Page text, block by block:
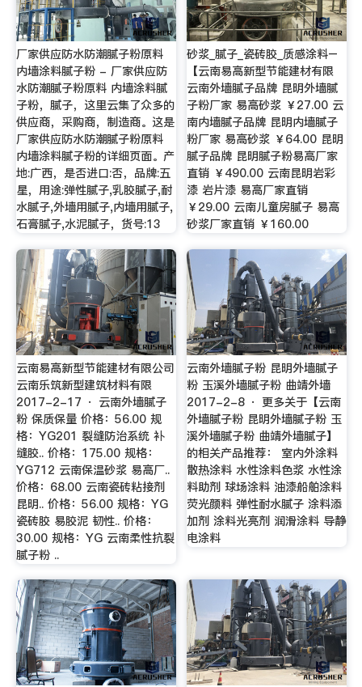
厂家供应防水防潮腻子粉原料
内墙涂料腻子粉 - 厂家供应防
水防潮腻子粉原料 内墙涂料腻
子粉，腻子，这里云集了众多的
供应商，采购商，制造商。这是
厂家供应防水防潮腻子粉原料
内墙涂料腻子粉的详细页面。产
地:广西，是否进口:否，品牌:五
星，用途:弹性腻子,乳胶腻子,耐
水腻子,外墙用腻子,内墙用腻子,
石膏腻子,水泥腻子，货号:13
砂浆_腻子_瓷砖胶_质感涂料–
【云南易高新型节能建材有限
云南外墙腻子品牌 昆明外墙腻
子粉厂家 易高砂浆 ￥27.00 云
南内墙腻子品牌 昆明内墙腻子
粉厂家 易高砂浆 ￥64.00 昆明
腻子品牌 昆明腻子粉易高厂家
直销 ￥490.00 云南昆明岩彩
漆 岩片漆 易高厂家直销
￥29.00 云南儿童房腻子 易高
砂浆厂家直销 ￥160.00
云南易高新型节能建材有限公司
云南乐筑新型建筑材料有限
2017-2-17 · 云南外墙腻子
粉 保质保量 价格：56.00 规
格：YG201 裂缝防治系统 补
缝胶.. 价格：175.00 规格：
YG712 云南保温砂浆 易高厂..
价格：68.00 云南瓷砖粘接剂
昆明.. 价格：56.00 规格：YG
瓷砖胶 易胶泥 韧性.. 价格：
30.00 规格：YG 云南柔性抗裂
腻子粉 ..
云南外墙腻子粉 昆明外墙腻子
粉 玉溪外墙腻子粉 曲靖外墙
2017-2-8 · 更多关于【云南
外墙腻子粉 昆明外墙腻子粉 玉
溪外墙腻子粉 曲靖外墙腻子】
的相关产品推荐： 室内外涂料
散热涂料 水性涂料色浆 水性涂
料助剂 球场涂料 油漆船舶涂料
荧光颜料 弹性耐水腻子 涂料添
加剂 涂料光亮剂 润滑涂料 导静
电涂料